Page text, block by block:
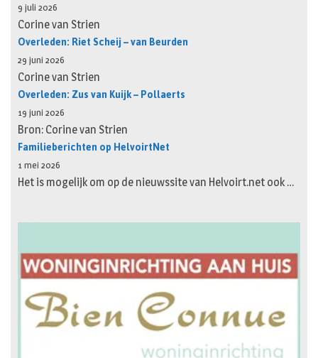
9 juli 2026
Corine van Strien
Overleden: Riet Scheij – van Beurden
29 juni 2026
Corine van Strien
Overleden: Zus van Kuijk – Pollaerts
19 juni 2026
Bron: Corine van Strien
Familieberichten op HelvoirtNet
1 mei 2026
Het is mogelijk om op de nieuwssite van Helvoirt.net ook …